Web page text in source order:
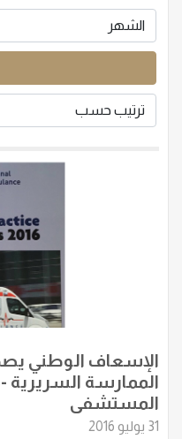
الإسعاف الوطني
المستشفى
31 يوليو 2016